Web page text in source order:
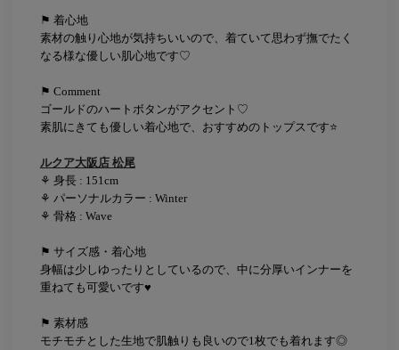
⚑ 着心地
素材の触り心地が気持ちいいので、着ていて思わず撫でたく
なる様な優しい肌心地です♡
⚑ Comment
ゴールドのハートボタンがアクセント♡
素肌にきても優しい着心地で、おすすめのトップスです⭐
ルクア大阪店 松尾
⚘ 身長 : 151cm
⚘ パーソナルカラー : Winter
⚘ 骨格 : Wave
⚑ サイズ感・着心地
身幅は少しゆったりとしているので、中に分厚いインナーを
重ねても可愛いです♥
⚑ 素材感
モチモチとした生地で肌触りも良いので1枚でも着れます◎